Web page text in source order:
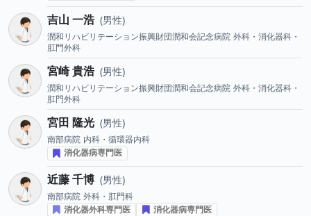
吉山 一浩 男性
潤和リハビリテーション振興財団潤和会記念病院 外科・消化器科・
肛門外科
宮崎 貴浩 男性
潤和リハビリテーション振興財団潤和会記念病院 外科・消化器科・
肛門外科
宮田 隆光 男性
南部病院 内科・循環器内科
消化器病専門医
近藤 千博 男性
南部病院 外科・肛門科
消化器外科専門医
消化器病専門医